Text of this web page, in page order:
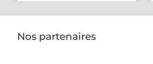
Nos partenaires